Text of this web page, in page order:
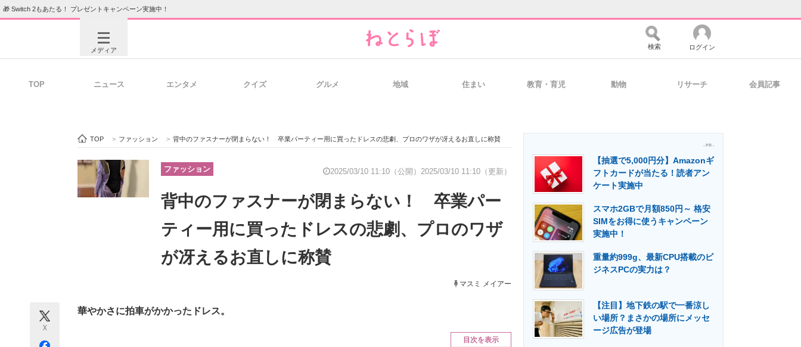
🎁 Switch 2もあたる！ プレゼントキャンペーン実施中！
メディア
ビジネスと働き方のヒント 経営リーダーのコミュニティ マーケ×ITの今がよく分かる
IT製品の技術・比較・事例 製造業のIT導入・活用を支援
エネルギーの専門メディア 建設×テクノロジーの最前線
検索 ログイン
TOP ニュース エンタメ クイズ グルメ 地域 住まい 教育・育児 動物 リサーチ 会員記事
TOP > ファッション > 背中のファスナーが閉まらない！ 卒業パーティー用に買ったドレスの悲劇、プロのワザが冴えるお直しに称賛
ファッション 2025/03/10 11:10（公開） 2025/03/10 11:10（更新）
背中のファスナーが閉まらない！ 卒業パー
ティー用に買ったドレスの悲劇、プロのワザ
が冴えるお直しに称賛
マスミ メイアー
X
華やかさに拍車がかかったドレス。
目次を表示
- PR -
【抽選で5,000円分】Amazonギ
フトカードが当たる！読者アン
ケート実施中
スマホ2GBで月額850円～ 格安
SIMをお得に使うキャンペーン
実施中！
重量約999g、最新CPU搭載のビ
ジネスPCの実力は？
【注目】地下鉄の駅で一番涼し
い場所？まさかの場所にメッセ
ージ広告が登場